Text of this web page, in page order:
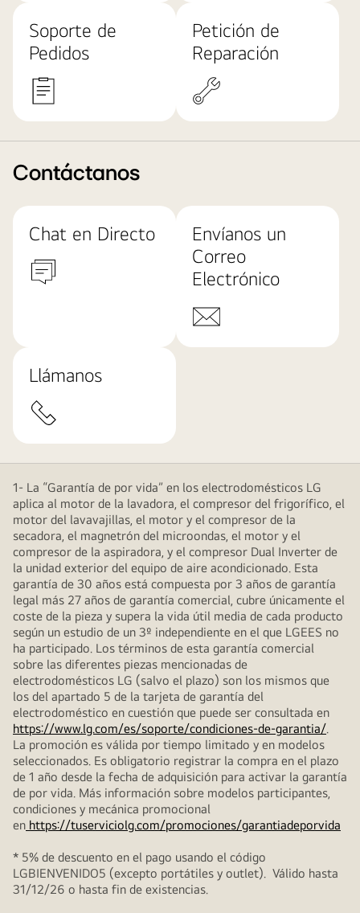
Soporte de
Pedidos
Petición de
Reparación
Contáctanos
Chat en Directo
Envíanos un
Correo
Electrónico
Llámanos
1- La “Garantía de por vida” en los electrodomésticos LG
aplica al motor de la lavadora, el compresor del frigorífico, el
motor del lavavajillas, el motor y el compresor de la
secadora, el magnetrón del microondas, el motor y el
compresor de la aspiradora, y el compresor Dual Inverter de
la unidad exterior del equipo de aire acondicionado. Esta
garantía de 30 años está compuesta por 3 años de garantía
legal más 27 años de garantía comercial, cubre únicamente el
coste de la pieza y supera la vida útil media de cada producto
según un estudio de un 3º independiente en el que LGEES no
ha participado. Los términos de esta garantía comercial
sobre las diferentes piezas mencionadas de
electrodomésticos LG (salvo el plazo) son los mismos que
los del apartado 5 de la tarjeta de garantía del
electrodoméstico en cuestión que puede ser consultada en
https://www.lg.com/es/soporte/condiciones-de-garantia/.
La promoción es válida por tiempo limitado y en modelos
seleccionados. Es obligatorio registrar la compra en el plazo
de 1 año desde la fecha de adquisición para activar la garantía
de por vida. Más información sobre modelos participantes,
condiciones y mecánica promocional
en https://tuserviciolg.com/promociones/garantiadeporvida
* 5% de descuento en el pago usando el código
LGBIENVENIDO5 (excepto portátiles y outlet). Válido hasta
31/12/26 o hasta fin de existencias.